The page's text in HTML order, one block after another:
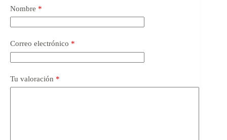
Nombre *
Correo electrónico *
Tu valoración *